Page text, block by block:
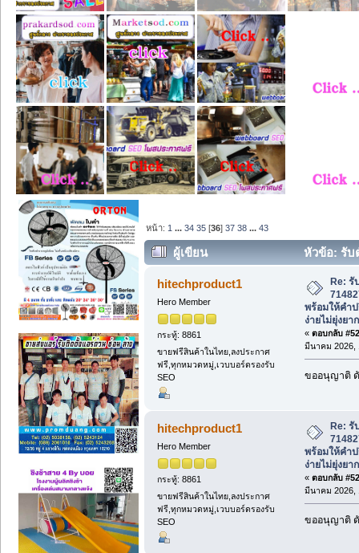
หน้า: 1 ...34 35 [36]37 38 ...43
ผู้เขียน
หัวข้อ: รับ
พร้อมให้คำปรึกษา ใช้เอกสารง่ายไม่ยุ่ง
hitechproduct1
Hero Member
กระทู้: 8861
ขายฟรีสินค้าในไทย,ลงประกาศ
ฟรี,ทุกหมวดหมู่,เวบบอร์ดรองรับ
SEO
Re: รั
พร้อมให้คำ
ง่ายไม่ยุ่งยา
« ตอบกลับ
มีนาคม 2026,
ขออนุญาติ
hitechproduct1
Hero Member
กระทู้: 8861
ขายฟรีสินค้าในไทย,ลงประกาศ
ฟรี,ทุกหมวดหมู่,เวบบอร์ดรองรับ
SEO
Re: รั
พร้อมให้คำ
ง่ายไม่ยุ่งยา
« ตอบกลับ
มีนาคม 2026,
ขออนุญาติ